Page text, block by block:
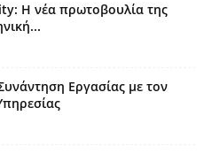
Η νέα πρωτοβουλία της
Εργασίας με τον